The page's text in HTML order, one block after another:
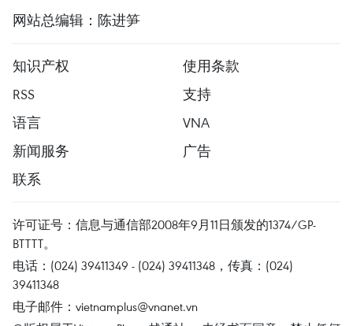
网站总编辑：陈进笋
知识产权
使用条款
RSS
支持
语言
VNA
新闻服务
广告
联系
许可证号：信息与通信部2008年9月11日颁发的1374/GP-
BTTTT。
电话：(024) 39411349 - (024) 39411348，传真：(024)
39411348
电子邮件： vietnamplus@vnanet.vn